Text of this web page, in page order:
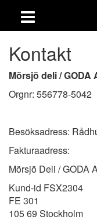
Kontakt
Mörsjö deli / GODA
Orgnr: 556778-5042
Besöksadress:
Fakturaadress:
Mörsjö Deli / GODA
Kund-id FSX2304
FE 301
105 69 Stockholm